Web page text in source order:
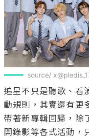
source/
追星不只是聽歌、看
動規則，其實還有更
帶著新專輯回歸，除
開錄影等各式活動，